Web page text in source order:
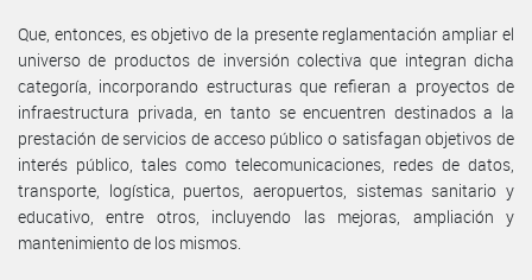
Que, entonces, es objetivo de la presente reglamentación ampliar el
universo de productos de inversión colectiva que integran dicha
categoría, incorporando estructuras que refieran a proyectos de
infraestructura privada, en tanto se encuentren destinados a la
prestación de servicios de acceso público o satisfagan objetivos de
interés público, tales como telecomunicaciones, redes de datos,
transporte, logística, puertos, aeropuertos, sistemas sanitario y
educativo, entre otros, incluyendo las mejoras, ampliación y
mantenimiento de los mismos.